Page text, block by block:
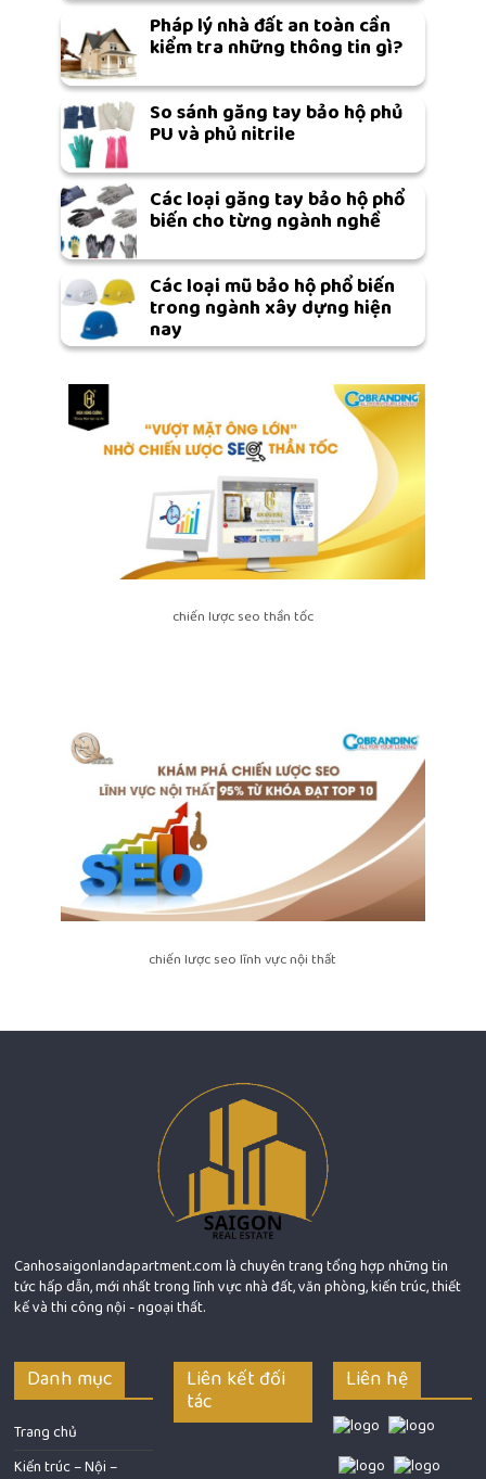
Pháp lý nhà đất an toàn cần
kiểm tra những thông tin gì?
So sánh găng tay bảo hộ phủ
PU và phủ nitrile
Các loại găng tay bảo hộ phổ
biến cho từng ngành nghề
Các loại mũ bảo hộ phổ biến
trong ngành xây dựng hiện
nay
chiến lược seo thần tốc
chiến lược seo lĩnh vực nội thất
Canhosaigonlandapartment.com là chuyên trang tổng hợp những tin
tức hấp dẫn, mới nhất trong lĩnh vực nhà đất, văn phòng, kiến trúc, thiết
kế và thi công nội - ngoại thất.
Danh mục
Trang chủ
Kiến trúc – Nội –
Liên kết đối
tác
Liên hệ